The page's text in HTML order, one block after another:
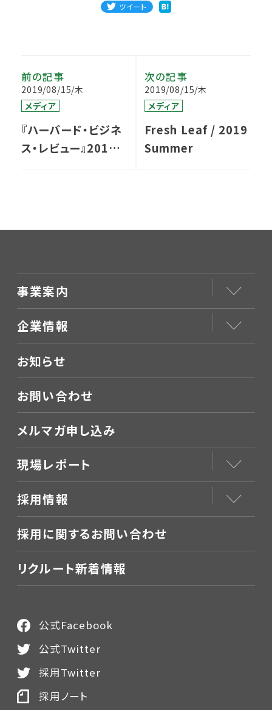
ツイート
前の記事
2019/08/15/木
メディア
『ハーバード・ビジネ
ス・レビュー』2019
次の記事
2019/08/15/木
メディア
Fresh Leaf / 2019
Summer
事業案内
企業情報
お知らせ
お問い合わせ
メルマガ申し込み
現場レポート
採用情報
採用に関するお問い合わせ
リクルート新着情報
公式Facebook
公式Twitter
採用Twitter
採用ノート